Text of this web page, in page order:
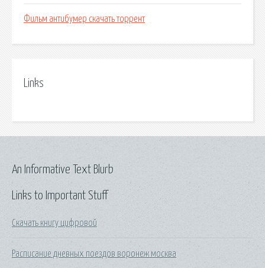
Фильм антибумер скачать торрент
Links
Links to Important Stuff
Скачать книгу цифровой
Расписание дневных поездов воронеж москва
An Informative Text Blurb